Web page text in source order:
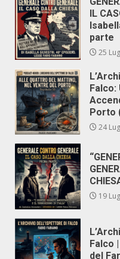
IL
parte
25
Falco:
Porto
24
19
Falco
del